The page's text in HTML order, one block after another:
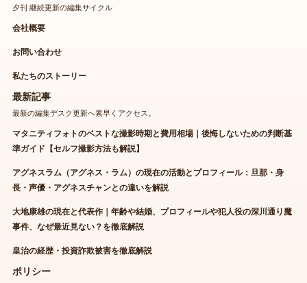
夕刊 継続更新の編集サイクル
会社概要
お問い合わせ
私たちのストーリー
最新記事
最新の編集デスク更新へ素早くアクセス。
マタニティフォトのベストな撮影時期と費用相場｜後悔しないための判断基
準ガイド【セルフ撮影方法も解説】
アグネスラム（アグネス・ラム）の現在の活動とプロフィール：旦那・身
長・声優・アグネスチャンとの違いを解説
大地康雄の現在と代表作｜年齢や結婚、プロフィールや犯人役の深川通り魔
事件、なぜ最近見ない？を徹底解説
皇治の経歴・投資詐欺被害を徹底解説
ポリシー